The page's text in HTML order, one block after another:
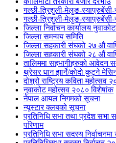
गल्छी-त्रिशुली-मेलुङ-
गल्छी-त्रिशुली-मेलुङ-
जिल्ला निर्वाचन कार्यालय
जिल्ला समन्वय समिति
जिल्ला सहकारी संघको २७ औं
जिल्ला सहकारी संघको २८ औं
तालिममा सहभागीहरुको आवेदन
थ्रेसर धान झार्ने/काेदाे कुट्ने
दोश्रो राष्ट्रिय कविता महोत्सव
नुवाकोट महोत्सव २०८० विशेषांक
नेपाल आयल निगमको सूचना
न्यूस्टार क्लबको सूचना
प्रतिनिधि सभा तथा प्रदेश सभा
परिणाम
प्रतिनिधि सभा सदस्य